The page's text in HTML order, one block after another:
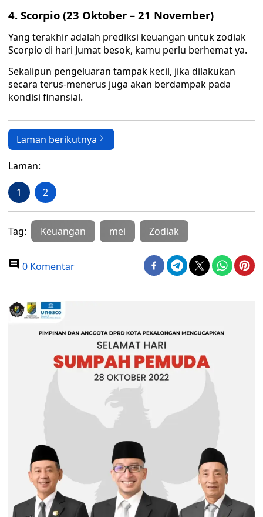
4. Scorpio (23 Oktober – 21 November)
Yang terakhir adalah prediksi keuangan untuk zodiak
Scorpio di hari Jumat besok, kamu perlu berhemat ya.
Sekalipun pengeluaran tampak kecil, jika dilakukan
secara terus-menerus juga akan berdampak pada
kondisi finansial.
Laman berikutnya
Laman:
1 2
Tag: Keuangan mei Zodiak
0 Komentar